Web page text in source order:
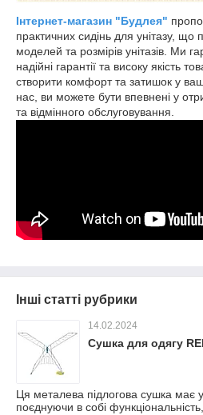
Інтернет-магазин "Будлея"
практичних сидінь для унітазу, що
моделей та розмірів унітазів. Ми
надійні гарантії та високу якість
створити комфорт та затишок у
нас, ви можете бути впевнені у
та відмінного обслуговування.
Інші статті рубрики
14.02.2024
Сушка для одягу
Ця металева підлогова сушка має
поєднуючи в собі функціональність,